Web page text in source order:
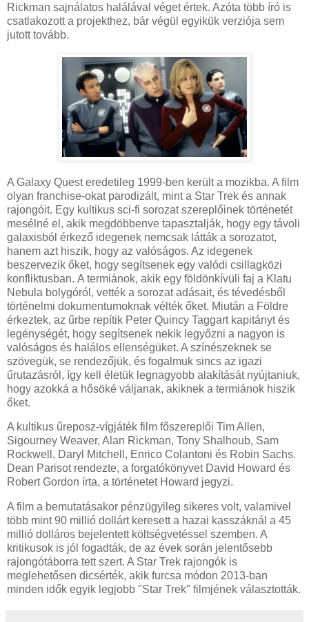
Rickman sajnálatos halálával véget értek. Azóta több író is
csatlakozott a projekthez, bár végül egyikük verziója sem
jutott tovább.
A Galaxy Quest eredetileg 1999-ben került a mozikba. A film
olyan franchise-okat parodizált, mint a Star Trek és annak
rajongóit. Egy kultikus sci-fi sorozat szereplőinek történetét
mesélné el, akik megdöbbenve tapasztalják, hogy egy távoli
galaxisból érkező idegenek nemcsak látták a sorozatot,
hanem azt hiszik, hogy az valóságos. Az idegenek
beszervezik őket, hogy segítsenek egy valódi csillagközi
konfliktusban. A termiánok, akik egy földönkívüli faj a Klatu
Nebula bolygóról, vették a sorozat adásait, és tévedésből
történelmi dokumentumoknak vélték őket. Miután a Földre
érkeztek, az űrbe repítik Peter Quincy Taggart kapitányt és
legénységét, hogy segítsenek nekik legyőzni a nagyon is
valóságos és halálos ellenségüket. A színészeknek se
szövegük, se rendezőjük, és fogalmuk sincs az igazi
űrutazásról, így kell életük legnagyobb alakítását nyújtaniuk,
hogy azokká a hősöké váljanak, akiknek a termiánok hiszik
őket.
A kultikus űreposz-vígjáték film főszereplői Tim Allen,
Sigourney Weaver, Alan Rickman, Tony Shalhoub, Sam
Rockwell, Daryl Mitchell, Enrico Colantoni és Robin Sachs.
Dean Parisot rendezte, a forgatókönyvet David Howard és
Robert Gordon írta, a történetet Howard jegyzi.
A film a bemutatásakor pénzügyileg sikeres volt, valamivel
több mint 90 millió dollárt keresett a hazai kasszáknál a 45
millió dolláros bejelentett költségvetéssel szemben. A
kritikusok is jól fogadták, de az évek során jelentősebb
rajongótáborra tett szert. A Star Trek rajongók is
meglehetősen dicsérték, akik furcsa módon 2013-ban
minden idők egyik legjobb "Star Trek" filmjének választották.